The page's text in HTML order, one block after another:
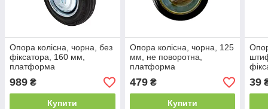
Опора колісна, чорна, без
фіксатора, 160 мм,
платформа
989 ₴
Купити
Опора колісна, чорна, 125
мм, не поворотна,
платформа
479₴
Купити
39